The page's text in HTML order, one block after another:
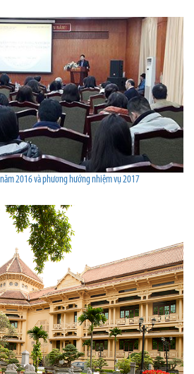
2016 và phương hướng nhiệm vụ 2017